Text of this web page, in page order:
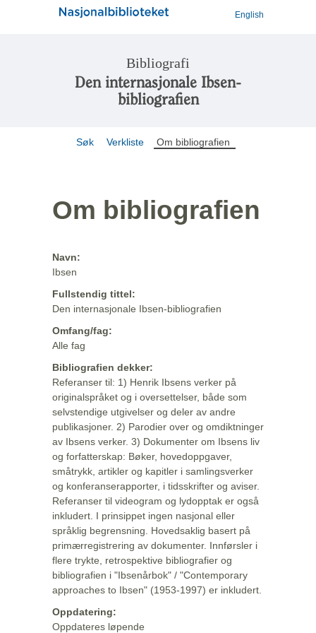
English
Bibliografi
Den internasjonale Ibsen-
bibliografien
Søk Verkliste Om bibliografien
Om bibliografien
Navn:
Ibsen
Fullstendig tittel:
Den internasjonale Ibsen-bibliografien
Omfang/fag:
Alle fag
Bibliografien dekker:
Referanser til: 1) Henrik Ibsens verker på
originalspråket og i oversettelser, både som
selvstendige utgivelser og deler av andre
publikasjoner. 2) Parodier over og omdiktninger
av Ibsens verker. 3) Dokumenter om Ibsens liv
og forfatterskap: Bøker, hovedoppgaver,
småtrykk, artikler og kapitler i samlingsverker
og konferanserapporter, i tidsskrifter og aviser.
Referanser til videogram og lydopptak er også
inkludert. I prinsippet ingen nasjonal eller
språklig begrensning. Hovedsaklig basert på
primærregistrering av dokumenter. Innførsler i
flere trykte, retrospektive bibliografier og
bibliografien i "Ibsenårbok" / "Contemporary
approaches to Ibsen" (1953-1997) er inkludert.
Oppdatering:
Oppdateres løpende